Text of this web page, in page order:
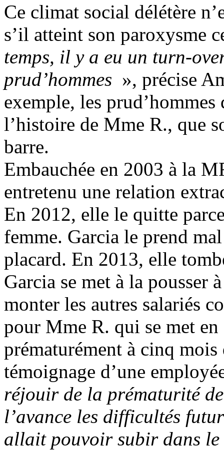
Ce climat social délétère
s’il atteint son paroxysme
temps, il y a eu un turn-
prud’hommes », précise
exemple, les
l’histoire de Mme R., que
barre.
Embauchée en 2003 à la
entretenu une relation
En 2012, elle le quitte
femme. Garcia le prend
placard. En 2013, elle
Garcia se met à la pousser
monter les autres salariés
pour Mme R. qui se met
prématurément à cinq mois
témoignage d’une
réjouir de la prématurité
l’avance les difficultés
allait pouvoir subir dans le